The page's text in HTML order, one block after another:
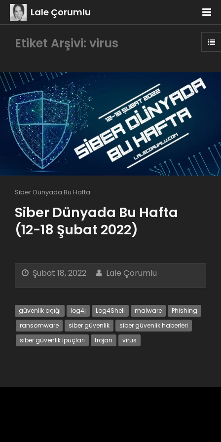
Lale Çorumlu
Etiket Arşivi: virus
Siber Dünyada Bu Hafta
Siber Dünyada Bu Hafta
(12-18 Şubat 2022)
Şubat 18, 2022 Lale Çorumlu
güvenlik açığı log4j Log4Shell malware
Phishing
ransomware
siber güvenlik
siber güvenlik haberleri
siber güvenlik ipuçları
trojan virus